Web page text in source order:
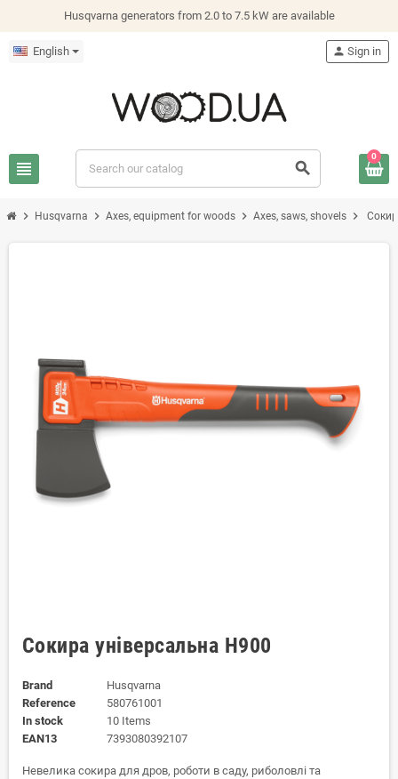
Husqvarna generators from 2.0 to 7.5 kW are available
English
view_headline search
person Sign in
0
chevron_right Husqvarna chevron_right Axes, equipment for woods chevron_right Axes, saws, shovels chevron_right
Сокира універсальна Н900
Brand
Husqvarna
Reference
580761001
In stock
10 Items
EAN13
7393080392107
Невелика сокира для дров, роботи в саду, риболовлі та